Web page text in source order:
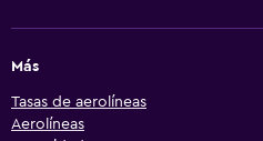
Más
Tasas de aerolíneas
Aerolíneas